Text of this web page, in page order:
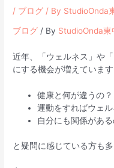
/ ブログ / By StudioOnda
ブログ / By StudioOnda東
近年、「ウェルネス」や
にする機会が増えています
健康と何が違うの？
運動をすればウェ
自分にも関係がある
と疑問に感じている方も